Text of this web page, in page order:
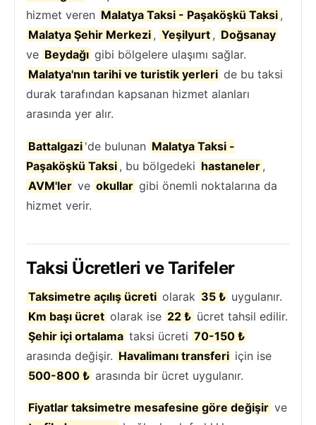
hizmet veren Malatya Taksi - Paşaköşkü Taksi ,
Malatya Şehir Merkezi , Yeşilyurt , Doğsanay
ve Beydağı gibi bölgelere ulaşımı sağlar.
Malatya'nın tarihi ve turistik yerleri de bu taksi
durak tarafından kapsanan hizmet alanları
arasında yer alır.
Battalgazi 'de bulunan Malatya Taksi -
Paşaköşkü Taksi , bu bölgedeki hastaneler ,
AVM'ler ve okullar gibi önemli noktalarına da
hizmet verir.
Taksi Ücretleri ve Tarifeler
Taksimetre açılış ücreti olarak 35 ₺ uygulanır.
Km başı ücret olarak ise 22 ₺ ücret tahsil edilir.
Şehir içi ortalama taksi ücreti 70-150 ₺
arasında değişir. Havalimanı transferi için ise
500-800 ₺ arasında bir ücret uygulanır.
Fiyatlar taksimetre mesafesine göre değişir ve